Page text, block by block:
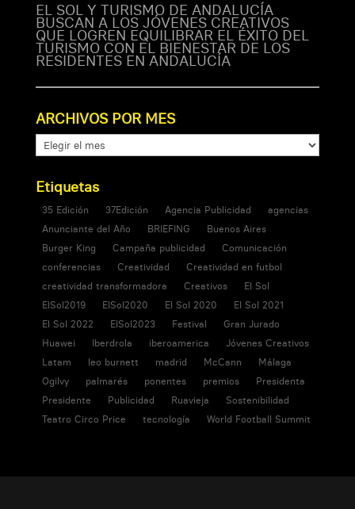
EL SOL Y TURISMO DE ANDALUCÍA
BUSCAN A LOS JÓVENES CREATIVOS
QUE LOGREN EQUILIBRAR EL ÉXITO DEL
TURISMO CON EL BIENESTAR DE LOS
RESIDENTES EN ANDALUCÍA
ARCHIVOS POR MES
ARCHIVOS
POR
Etiquetas
35 Edición 37Edición Agencia Publicidad
agencias
Anunciante del Año
BRIEFING
Buenos Aires
Burger King
Campaña publicidad
Comunicación
conferencias
Creatividad
Creatividad en futbol
creatividad transformadora
Creativos
El Sol
ElSol2019
ElSol2020 El Sol 2020
El Sol 2021
El Sol 2022
ElSol2023 Festival
Gran Jurado
Huawei
Iberdrola iberoamerica
Jóvenes Creativos
Latam
leo burnett madrid McCann
Málaga
Ogilvy
palmarés ponentes premios
Presidenta
Presidente
Publicidad Ruavieja
Sostenibilidad
Teatro Circo Price
tecnología World Football Summit